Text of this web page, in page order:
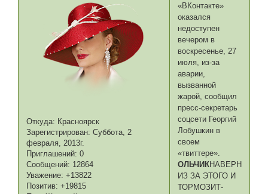
Откуда: Красноярск
Зарегистрирован: Суббота, 2
февраля, 2013г.
Приглашений: 0
Сообщений: 12864
Уважение: +13822
Позитив: +19815
«ВКонтакте»
оказался
недоступен
вечером в
воскресенье, 27
июля, из-за
аварии,
вызванной
жарой, сообщил
пресс-секретарь
соцсети Георгий
Лобушкин в
своем
«твиттере».
ОЛЬЧИКНАВЕРНО
ИЗ ЗА ЭТОГО И
ТОРМОЗИТ-